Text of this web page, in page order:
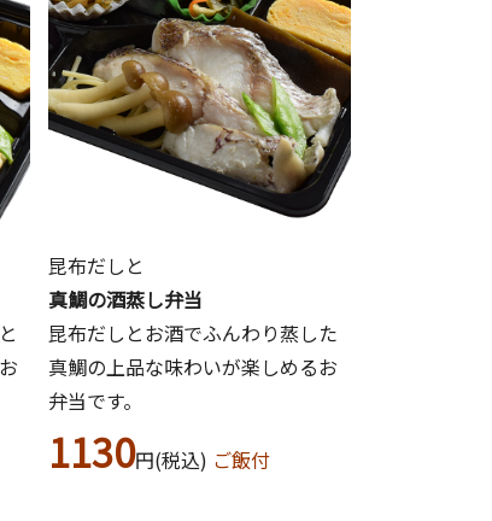
昆布だしと
真鯛の酒蒸し弁当
昆布だしとお酒でふんわり蒸した
真鯛の上品な味わいが楽しめるお
弁当です。
1130円(税込) ご飯付